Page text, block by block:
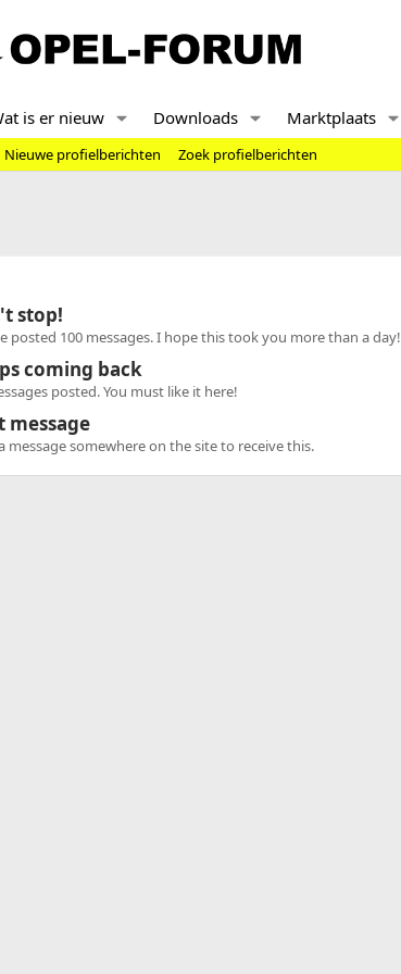
is er nieuw Downloads Marktplaats
Nieuwe profielberichten
Zoek profielberichten
stop!
posted 100 messages. I hope this took you more than a day!
coming back
posted. You must like it here!
message
message somewhere on the site to receive this.